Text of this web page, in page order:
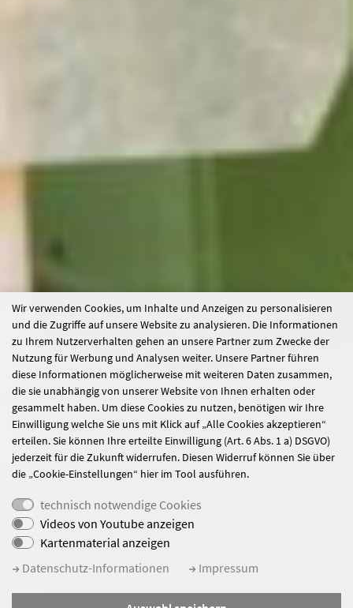
Wir verwenden Cookies, um Inhalte und Anzeigen zu personalisieren
und die Zugriffe auf unsere Website zu analysieren. Die Informationen
zu Ihrem Nutzerverhalten gehen an unsere Partner zum Zwecke der
Nutzung für Werbung und Analysen weiter. Unsere Partner führen
diese Informationen möglicherweise mit weiteren Daten zusammen,
die sie unabhängig von unserer Website von Ihnen erhalten oder
gesammelt haben. Um diese Cookies zu nutzen, benötigen wir Ihre
Einwilligung welche Sie uns mit Klick auf „Alle Cookies akzeptieren“
erteilen. Sie können Ihre erteilte Einwilligung (Art. 6 Abs. 1 a) DSGVO)
jederzeit für die Zukunft widerrufen. Diesen Widerruf können Sie über
die „Cookie-Einstellungen“ hier im Tool ausführen.
technisch notwendige Cookies
Videos von Youtube anzeigen
Kartenmaterial anzeigen
Datenschutz-Informationen
Impressum